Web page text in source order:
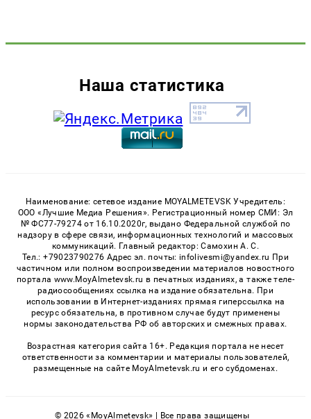
Наша статистика
Наименование: сетевое издание MOYALMETEVSK Учредитель:
ООО «Лучшие Медиа Решения». Регистрационный номер СМИ: Эл
№ ФС77-79274 от 16.10.2020г, выдано Федеральной службой по
надзору в сфере связи, информационных технологий и массовых
коммуникаций. Главный редактор: Самохин А. С.
Тел.: +79023790276 Адрес эл. почты: infolivesmi@yandex.ru При
частичном или полном воспроизведении материалов новостного
портала www.MoyAlmetevsk.ru в печатных изданиях, а также теле-
радиосообщениях ссылка на издание обязательна. При
использовании в Интернет-изданиях прямая гиперссылка на
ресурс обязательна, в противном случае будут применены
нормы законодательства РФ об авторских и смежных правах.
Возрастная категория сайта 16+. Редакция портала не несет
ответственности за комментарии и материалы пользователей,
размещенные на сайте MoyAlmetevsk.ru и его субдоменах.
© 2026 «MoyAlmetevsk» | Все права защищены